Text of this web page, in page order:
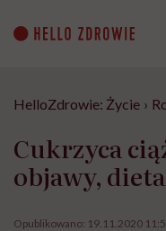
content
HelloZdrowie: Życie ›
Cukrzyca
objawy,
Opublikowano: 19.11.2020